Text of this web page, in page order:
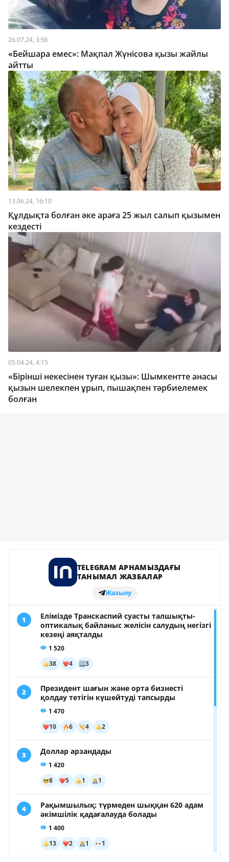
26.07.24, 3:56
«Бейшара емес»: Мақпал Жүнісова қызы жайлы
айтты
13.06.24, 16:10
Құлдықта болған әке араға 25 жыл салып қызымен
кездесті
05.04.24, 4:15
«Бірінші некесінен туған қызы»: Шымкентте анасы
қызын шелекпен ұрып, пышақпен тәрбиелемек
болған